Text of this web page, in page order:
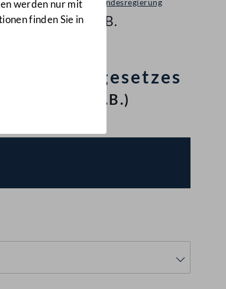
werden nur mit
finden Sie in
Bericht der Bundesregierung
III-193 d.B.
(III-193 d.B.)